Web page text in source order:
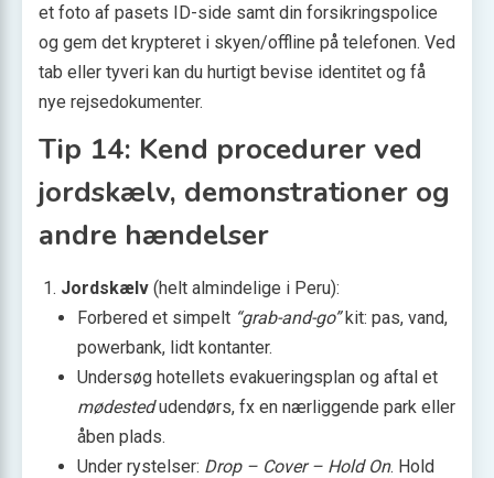
et foto af pasets ID-side samt din forsikringspolice
og gem det krypteret i skyen/offline på telefonen. Ved
tab eller tyveri kan du hurtigt bevise identitet og få
nye rejsedokumenter.
Tip 14: Kend procedurer ved
jordskælv, demonstrationer og
andre hændelser
Jordskælv (helt almindelige i Peru):
Forbered et simpelt “grab-and-go”kit: pas, vand,
powerbank, lidt kontanter.
Undersøg hotellets evakueringsplan og aftal et
mødestedudendørs, fx en nærliggende park eller
åben plads.
Under rystelser: Drop – Cover – Hold On. Hold